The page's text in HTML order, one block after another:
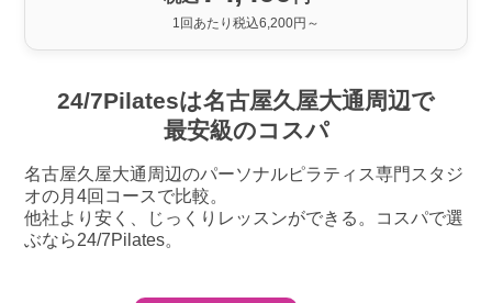
1回あたり税込6,200円～
24/7Pilatesは名古屋久屋大通周辺で
最安級のコスパ
名古屋久屋大通周辺のパーソナルピラティス専門スタジ
オの月4回コースで比較。
他社より安く、じっくりレッスンができる。コスパで選
ぶなら24/7Pilates。